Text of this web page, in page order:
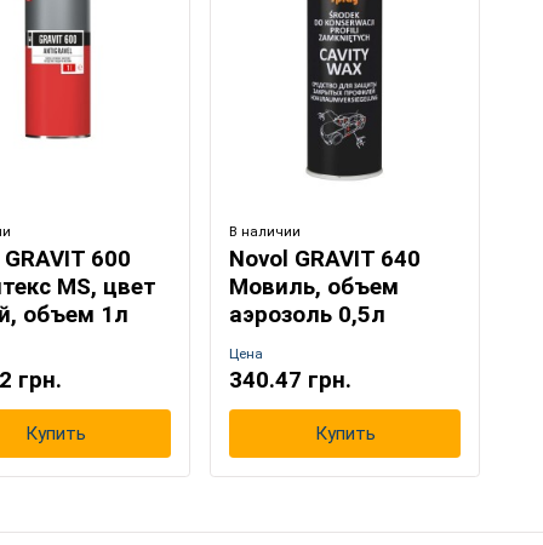
600
MS, цвет
объем 1л
грн.
Купить
В наличии
Novol GRAVIT 640
Мовиль, объем
аэрозоль 0,5л
Цена
340.47 грн.
Купить